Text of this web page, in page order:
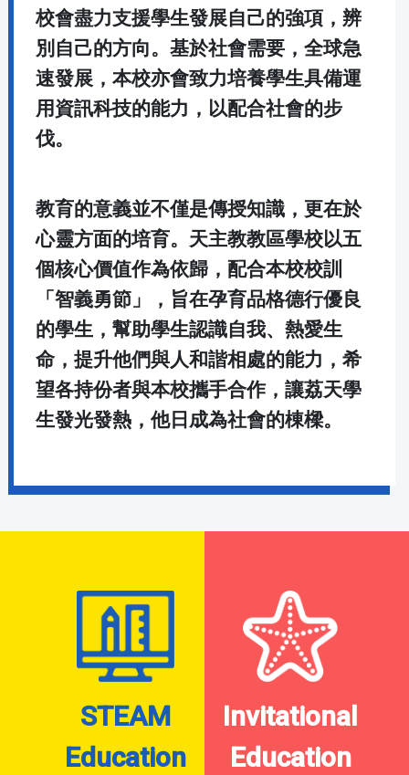
校會盡力支援學生發展自己的強項，辨
別自己的方向。基於社會需要，全球急
速發展，本校亦會致力培養學生具備運
用資訊科技的能力，以配合社會的步
伐。
教育的意義並不僅是傳授知識，更在於
心靈方面的培育。天主教教區學校以五
個核心價值作為依歸，配合本校校訓
「智義勇節」，旨在孕育品格德行優良
的學生，幫助學生認識自我、熱愛生
命，提升他們與人和諧相處的能力，希
望各持份者與本校攜手合作，讓荔天學
生發光發熱，他日成為社會的棟樑。
STEAM
Education
Invitational
Education